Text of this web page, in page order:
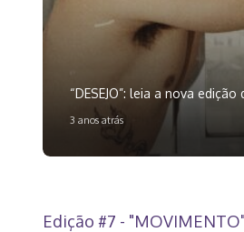
“DESEJO”: leia a nova edição
3 anos atrás
Edição #7 - "MOVIMENTO"